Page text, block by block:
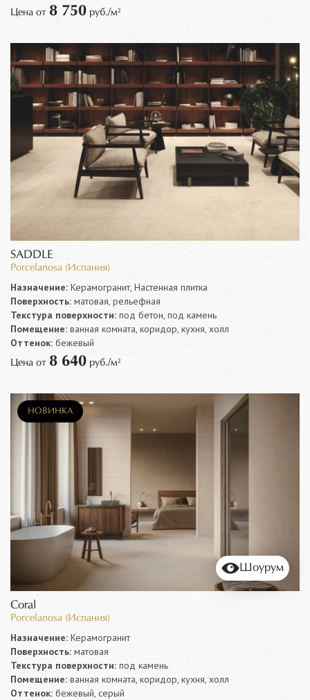
Цена от 8 750 руб./м²
SADDLE
Porcelanosa (Испания)
Назначение: Керамогранит, Настенная плитка
Поверхность: матовая, рельефная
Текстура поверхности: под бетон, под камень
Помещение: ванная комната, коридор, кухня, холл
Оттенок: бежевый
Цена от 8 640 руб./м²
НОВИНКА
Шоурум
Coral
Porcelanosa (Испания)
Назначение: Керамогранит
Поверхность: матовая
Текстура поверхности: под камень
Помещение: ванная комната, коридор, кухня, холл
Оттенок: бежевый, серый